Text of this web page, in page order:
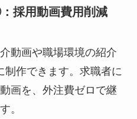
採用動画費用削減
動画や職場環境の紹介
制作できます。求職者に
画を、外注費ゼロで継
。